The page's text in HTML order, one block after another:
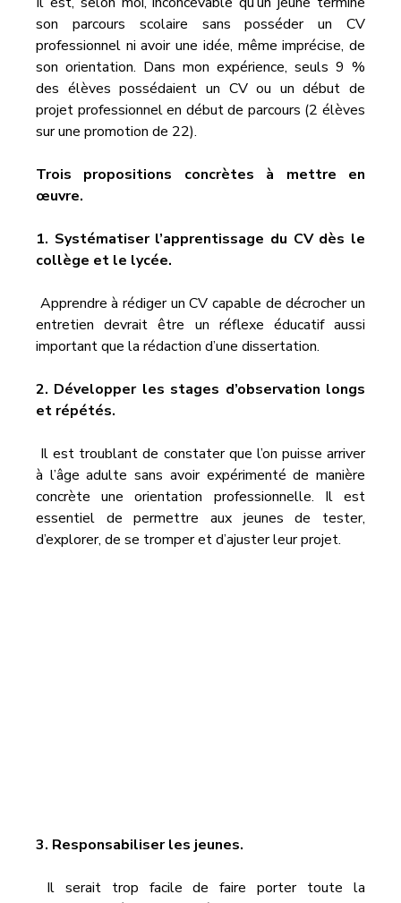
son parcours scolaire sans posséder un CV
professionnel ni avoir une idée, même imprécise, de
son orientation. Dans mon expérience, seuls 9 %
des élèves possédaient un CV ou un début de
projet professionnel en début de parcours (2 élèves
sur une promotion de 22).
Trois propositions concrètes à mettre en
œuvre.
1. Systématiser l’apprentissage du CV dès le
collège et le lycée.
entretien devrait être un réflexe éducatif aussi
important que la rédaction d’une dissertation.
2. Développer les stages d’observation longs
et répétés.
à l’âge adulte sans avoir expérimenté de manière
concrète une orientation professionnelle. Il est
essentiel de permettre aux jeunes de tester,
d’explorer, de se tromper et d’ajuster leur projet.
3. Responsabiliser les jeunes.